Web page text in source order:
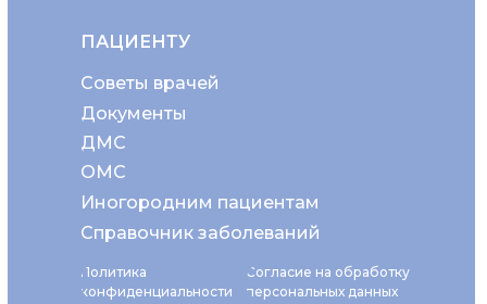
Политика
конфиденциальности
Согласие на обработку
персональных данных
ПАЦИЕНТУ
Советы врачей
ОМС
Документы
ДМС
Иногородним пациентам
Справочник заболеваний